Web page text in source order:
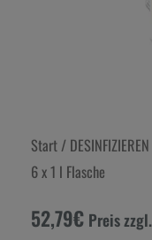
Start/ DESINFIZIEREN
6 x 1 l Flasche
52,79€ Preis